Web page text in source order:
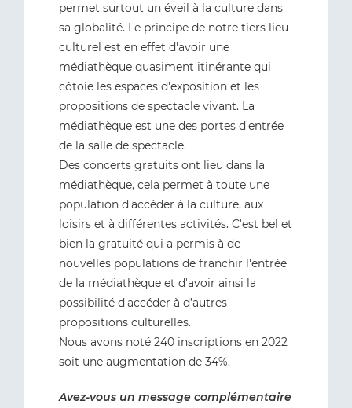
permet surtout un éveil à la culture dans
sa globalité. Le principe de notre tiers lieu
culturel est en effet d'avoir une
médiathèque quasiment itinérante qui
côtoie les espaces d'exposition et les
propositions de spectacle vivant. La
médiathèque est une des portes d'entrée
de la salle de spectacle.
Des concerts gratuits ont lieu dans la
médiathèque, cela permet à toute une
population d'accéder à la culture, aux
loisirs et à différentes activités. C'est bel et
bien la gratuité qui a permis à de
nouvelles populations de franchir l'entrée
de la médiathèque et d'avoir ainsi la
possibilité d'accéder à d’autres
propositions culturelles.
Nous avons noté 240 inscriptions en 2022
soit une augmentation de 34%.
Avez-vous un message complémentaire